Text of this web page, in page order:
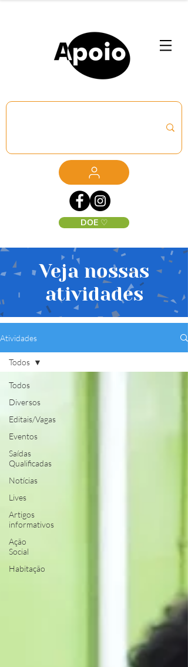
DOE ♡
Veja nossas
atividades
Atividades
Todos
Diversos
Editais/Vagas
Eventos
Saídas
Qualificadas
Notícias
Lives
Artigos
informativos
Ação
Social
Habitação
Todos